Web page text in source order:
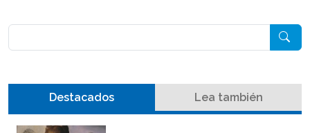
Destacados Lea también